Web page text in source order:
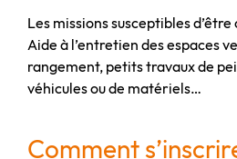
Les missions susceptibles
Aide à l’entretien des espaces
rangement, petits travaux de
véhicules ou de matériels…
Comment